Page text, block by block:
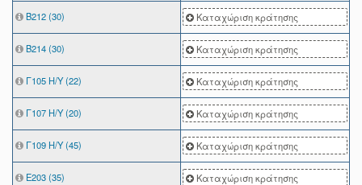
Β212 (30) Καταχώριση κράτησης
Β214 (30) Καταχώριση κράτησης
Γ105 Η/Υ (22) Καταχώριση κράτησης
Γ107 Η/Υ (20) Καταχώριση κράτησης
Γ109 Η/Υ (45) Καταχώριση κράτησης
Ε203 (35) Καταχώριση κράτησης